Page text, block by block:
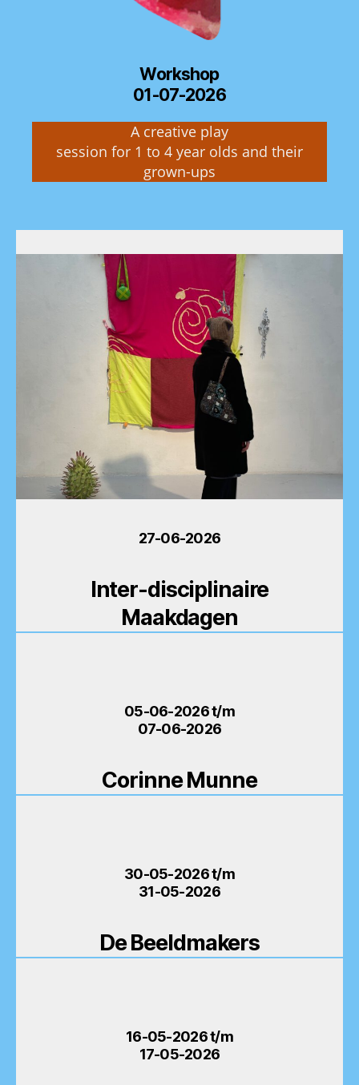
Workshop
01-07-2026
A creative play
session for 1 to 4 year olds and their
grown-ups
27-06-2026
Inter-disciplinaire
Maakdagen
05-06-2026 t/m
07-06-2026
Corinne Munne
30-05-2026 t/m
31-05-2026
De Beeldmakers
16-05-2026 t/m
17-05-2026